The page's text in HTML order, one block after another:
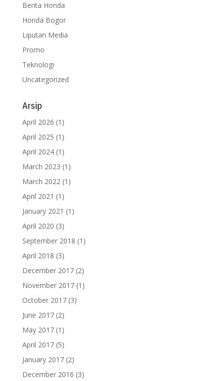
Berita Honda
Honda Bogor
Liputan Media
Promo
Teknologi
Uncategorized
Arsip
April 2026 (1)
April 2025 (1)
April 2024(1)
March 2023 (1)
March 2022(1)
April 2021 (1)
January 2021 (1)
April 2020 (3)
September 2018 (1)
April 2018 (3)
December 2017(2)
November 2017(1)
October 2017(3)
June 2017(2)
May 2017(1)
April 2017(5)
January 2017(2)
December 2016 (3)